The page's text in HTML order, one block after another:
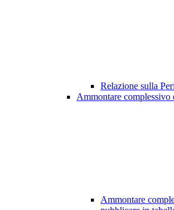
Relazione sulla
Ammontare complessivo
Ammontare